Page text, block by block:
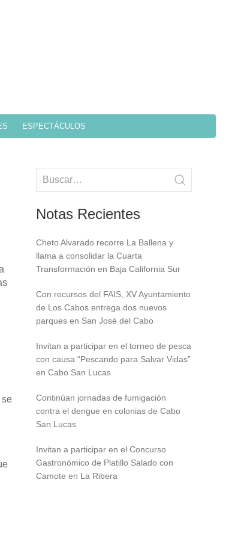
ESPECTÁCULOS
se
Notas Recientes
Cheto Alvarado recorre La Ballena y
llama a consolidar la Cuarta
Transformación en Baja California Sur
Con recursos del FAIS, XV Ayuntamiento
de Los Cabos entrega dos nuevos
parques en San José del Cabo
Invitan a participar en el torneo de pesca
con causa “Pescando para Salvar Vidas”
en Cabo San Lucas
Continúan jornadas de fumigación
contra el dengue en colonias de Cabo
San Lucas
Invitan a participar en el Concurso
Gastronómico de Platillo Salado con
Camote en La Ribera